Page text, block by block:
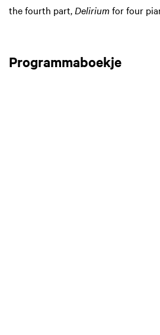
the fourth part, Delirium for four
Programmaboekje